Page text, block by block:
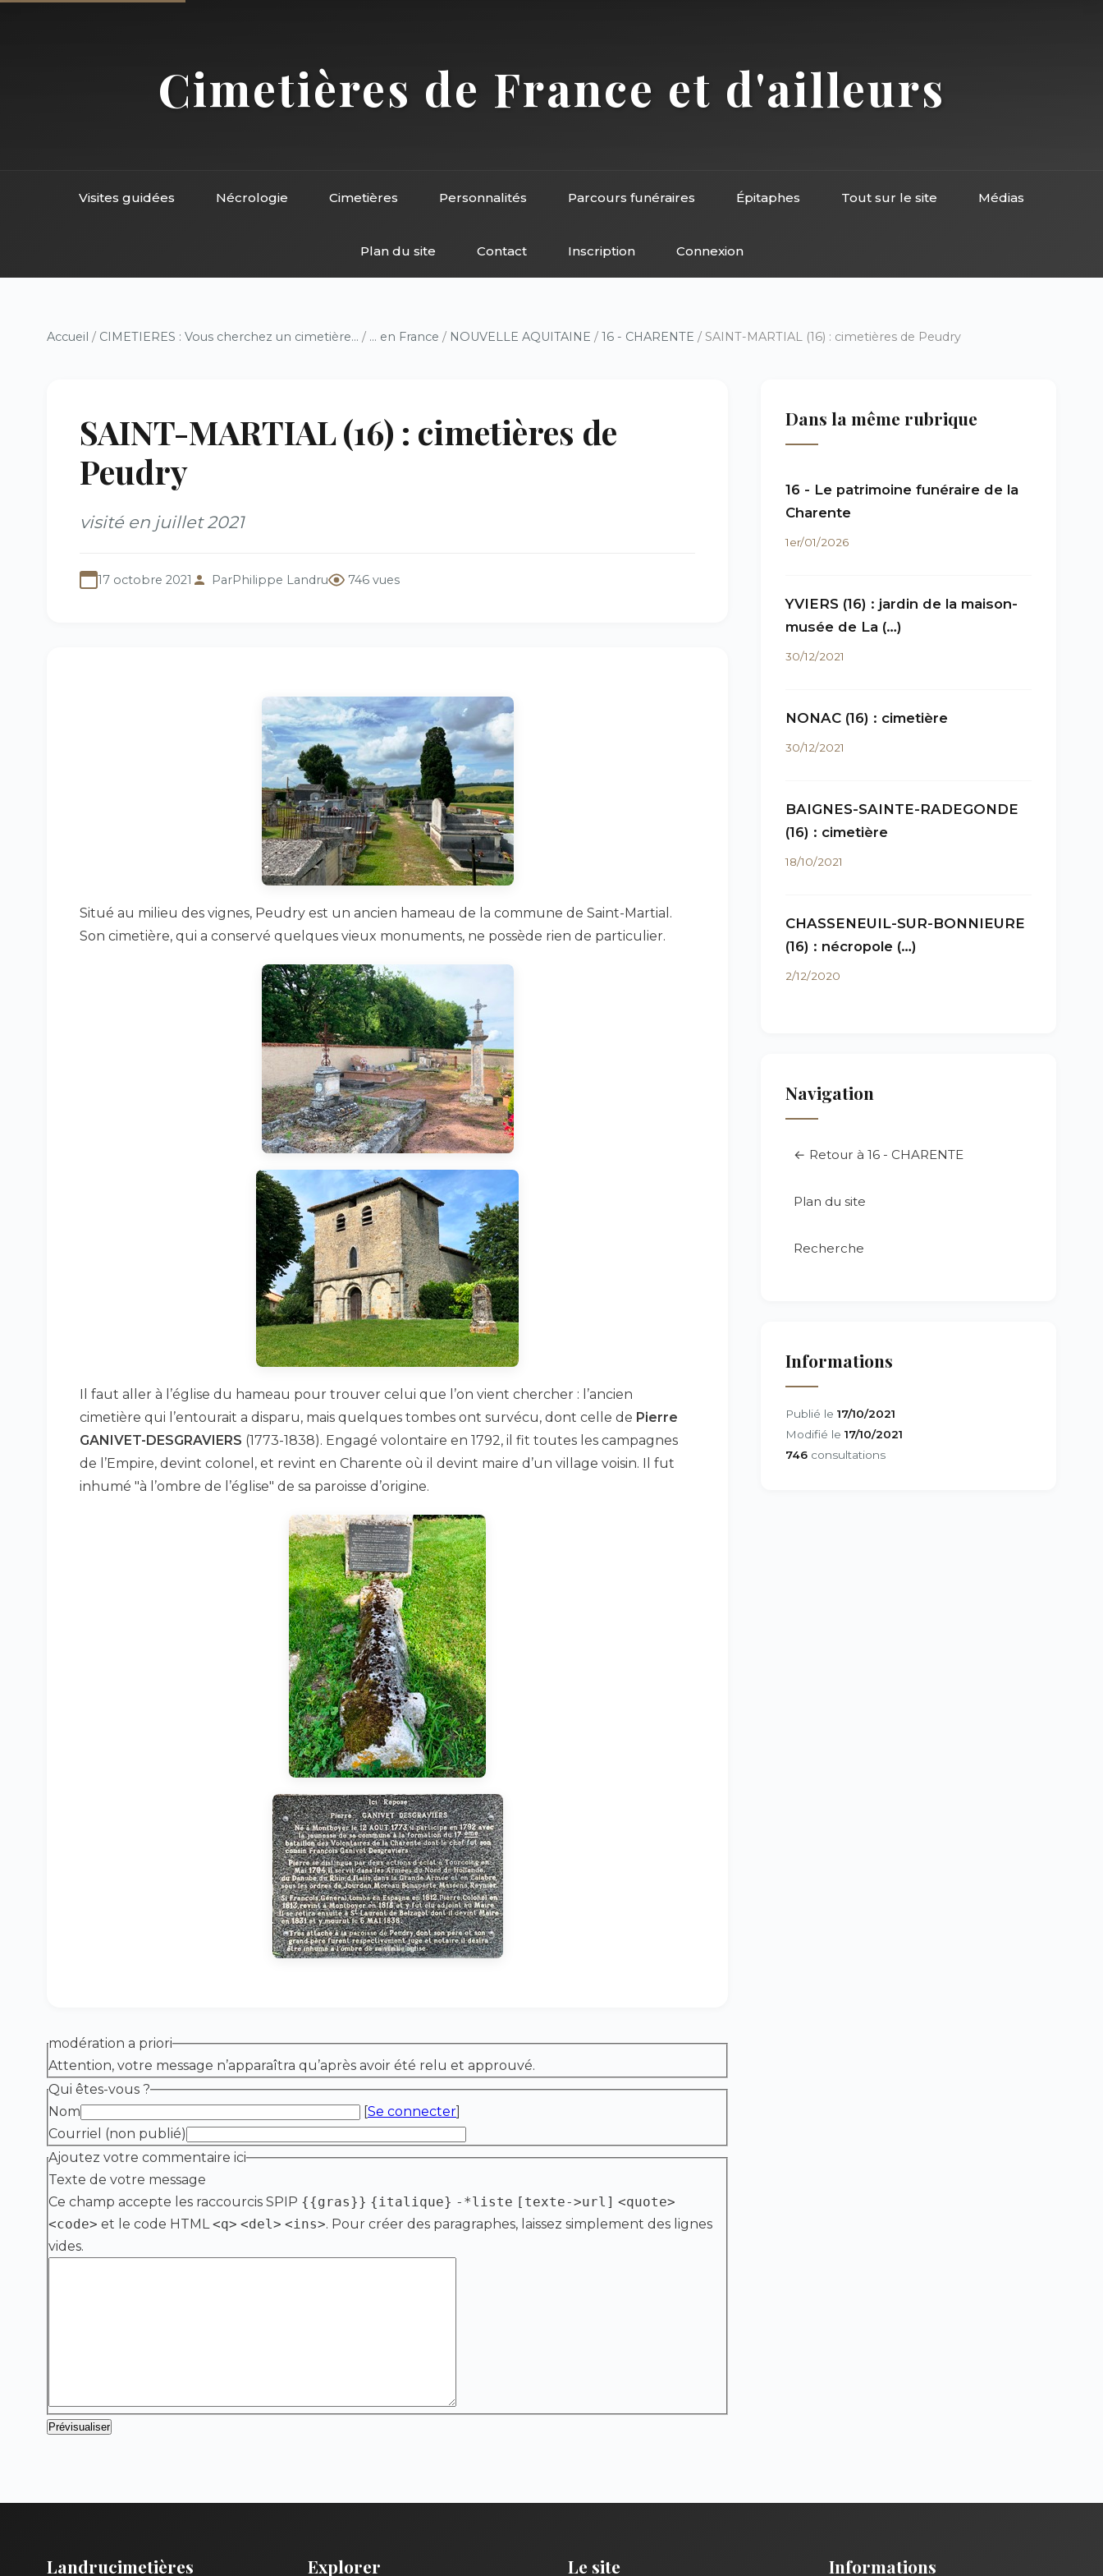
Cimetières de France et d'ailleurs
Visites guidées Nécrologie Cimetières Personnalités Parcours funéraires Épitaphes Tout sur le site Médias
Plan du site Contact Inscription Connexion
Accueil / CIMETIERES : Vous cherchez un cimetière... / ... en France / NOUVELLE AQUITAINE / 16 - CHARENTE / SAINT-MARTIAL (16) : cimetières de Peudry
SAINT-MARTIAL (16) : cimetières de
Peudry
visité en juillet 2021
17 octobre 2021 ParPhilippe Landru 746 vues
Situé au milieu des vignes, Peudry est un ancien hameau de la commune de Saint-Martial.
Son cimetière, qui a conservé quelques vieux monuments, ne possède rien de particulier.
Il faut aller à l’église du hameau pour trouver celui que l’on vient chercher : l’ancien
cimetière qui l’entourait a disparu, mais quelques tombes ont survécu, dont celle de Pierre
GANIVET-DESGRAVIERS (1773-1838). Engagé volontaire en 1792, il fit toutes les campagnes
de l’Empire, devint colonel, et revint en Charente où il devint maire d’un village voisin. Il fut
inhumé "à l’ombre de l’église" de sa paroisse d’origine.
modération a priori
Attention, votre message n’apparaîtra qu’après avoir été relu et approuvé.
Qui êtes-vous ?
Nom
[Se connecter]
Courriel (non publié)
Ajoutez votre commentaire ici
Texte de votre message
Ce champ accepte les raccourcis SPIP {{gras}} {italique} -*liste [texte->url] <quote>
<code> et le code HTML<q> <del> <ins>. Pour créer des paragraphes, laissez simplement des lignes
vides.
Dans la même rubrique
16 - Le patrimoine funéraire de la
Charente
1er/01/2026
YVIERS (16) : jardin de la maison-
musée de La (…)
30/12/2021
NONAC (16) : cimetière
30/12/2021
BAIGNES-SAINTE-RADEGONDE
(16) : cimetière
18/10/2021
CHASSENEUIL-SUR-BONNIEURE
(16) : nécropole (…)
2/12/2020
Navigation
← Retour à 16 - CHARENTE
Plan du site
Recherche
Informations
Publié le 17/10/2021
Modifié le 17/10/2021
746 consultations
Landrucimetières Explorer Le site Informations